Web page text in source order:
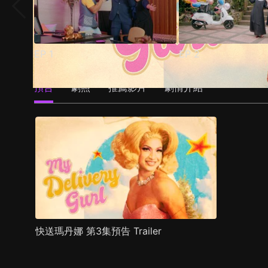
EP 1 EP2
預告 劇照 推薦影片 劇情介紹
快送瑪丹娜 第3集預告 Trailer